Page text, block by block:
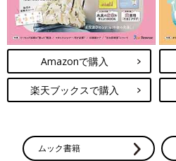
Amazonで購入
楽天ブックスで購入
ムック書籍